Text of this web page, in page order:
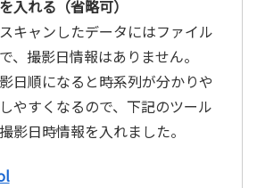
入れる（省略可）
キャンしたデータにはファイル
、撮影日情報はありません。
日順になると時系列が分かりや
やすくなるので、下記のツール
影日時情報を入れました。